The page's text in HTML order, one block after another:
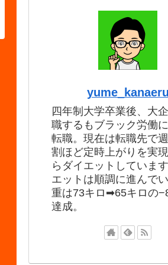
yume_kanaeru
四年制大学卒業後、大
職するもブラック労働
転職。現在は転職先で
割ほど定時上がりを実
らダイエットしていま
エットは順調に進んで
重は73キロ➡65キロの
達成。